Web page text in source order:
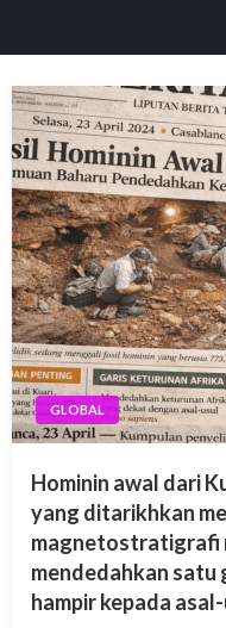
GLOBAL
Hominin awal dari
yang ditarikhkan
magnetostratigrafi
mendedahkan
hampir kepada